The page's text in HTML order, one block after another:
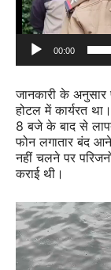
00:00
जानकारी के अनुसार
होटल में कार्यरत
8 बजे के बाद से
फोन लगातार बंद
नहीं चलने पर
कराई थी।
Video
Player